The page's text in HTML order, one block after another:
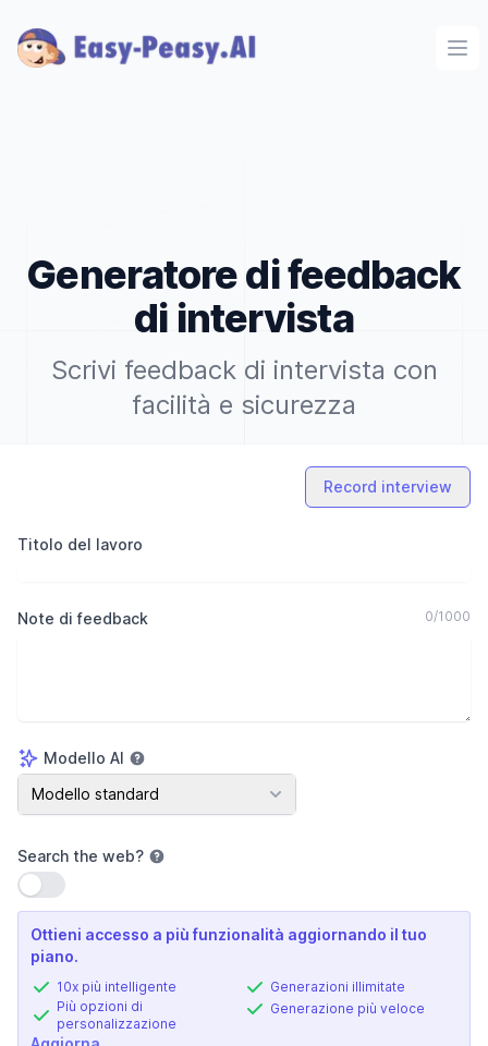
Generatore di feedback
di intervista
Scrivi feedback di intervista con
facilità e sicurezza
Record interview
Titolo del lavoro
Note di feedback 0/1000
Modello AI
Modello AI
Modello standard
Search the web?
Usa impostazione
Ottieni accesso a più funzionalità aggiornando il tuo
piano.
10x più intelligente
Più opzioni di
personalizzazione
Generazioni illimitate
Generazione più veloce